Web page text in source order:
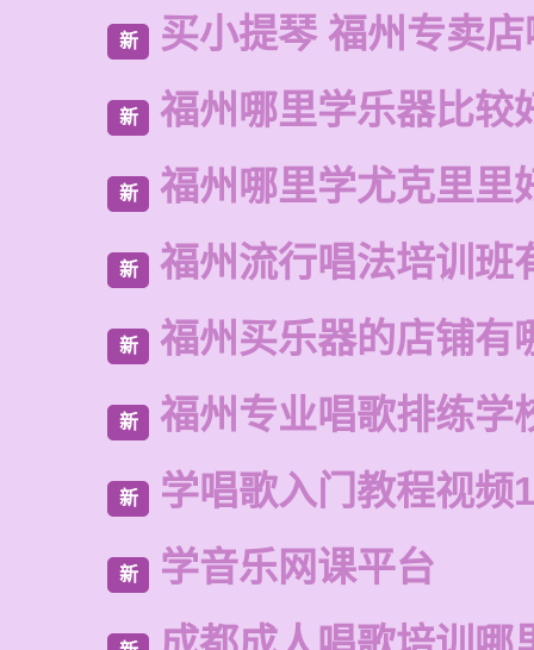
新 买小提琴 福州专卖
新 福州哪里学乐器比较
新 福州哪里学尤克里里
新 福州流行唱法培训班
新 福州买乐器的店铺有
新 福州专业唱歌排练学
新 学唱歌入门教程视频
新 学音乐网课平台